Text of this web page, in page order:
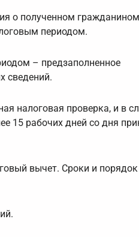
о полученном гражданином
периодом.
– предзаполненное
сведений.
налоговая проверка, и в
15 рабочих дней со дня
вычет. Сроки и порядок